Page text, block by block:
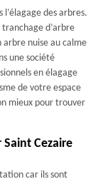
l’élagage des arbres.
d’arbre
arbre nuise au calme
une société
en élagage
de votre espace
mieux pour trouver
Cezaire
car ils sont